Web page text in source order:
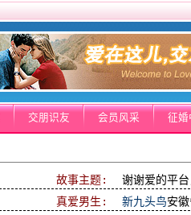
交朋识友 会员风采 征婚
故事主题:
谢谢爱的平
真爱男生:
新九头鸟安